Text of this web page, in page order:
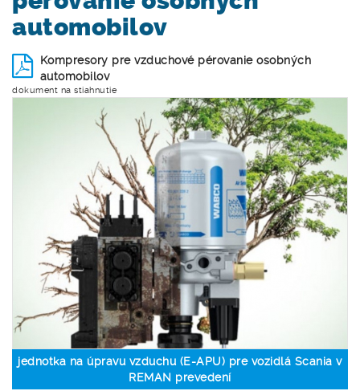
automobilov
Kompresory pre vzduchové pérovanie osobných
automobilov
dokument na stiahnutie
jednotka na úpravu vzduchu (E-APU) pre vozidlá Scania v
REMAN prevedení